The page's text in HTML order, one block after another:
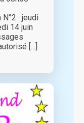
: jeudi
14 juin
[...]